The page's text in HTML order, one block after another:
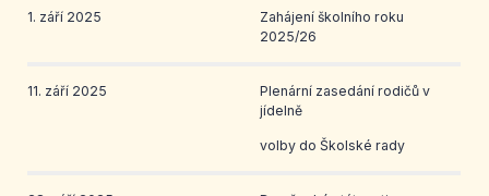
1. září 2025
Zahájení školního roku
2025/26
11. září 2025
Plenární zasedání rodičů v
jídelně
volby do Školské rady